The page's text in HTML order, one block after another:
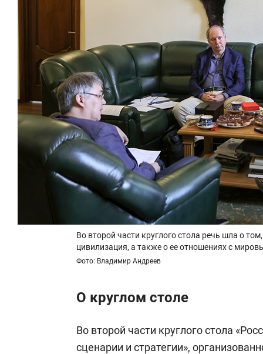
Во второй части круглого стола речь шла о
цивилизация, а также о ее отношениях с
Фото: Владимир Андреев
О круглом столе
Во второй части круглого стола
сценарии и стратегии»,